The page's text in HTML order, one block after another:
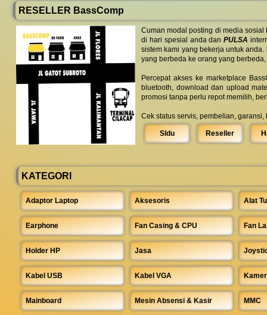
RESELLER BassComp
Cuman modal posting di media
di hari spesial anda danPULSA
sistem kami yang bekerja untuk anda.
yang berbeda ke orang yang
Percepat akses ke marketplace
bluetooth, download dan upload
promosi tanpa perlu repot memilih,
Cek status servis, pembelian,
SIdu Reseller
KATEGORI
Adaptor Laptop Aksesoris Alat
Earphone Fan Casing & CPU Fan
Holder HP Jasa
Kabel USB Kabel VGA
Mainboard Mesin Absensi & Kasir MMC